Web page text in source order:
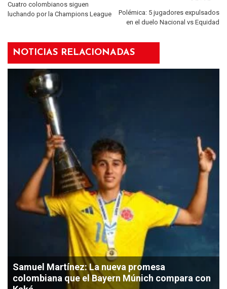
Cuatro colombianos siguen
luchando por la Champions League
Polémica: 5 jugadores expulsados
en el duelo Nacional vs Equidad
NOTICIAS RELACIONADAS
Samuel Martínez: La nueva promesa
colombiana que el Bayern Múnich compara con